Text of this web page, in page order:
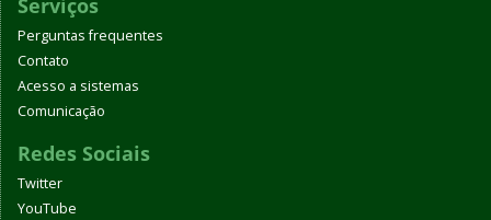
Serviços
Perguntas frequentes
Contato
Acesso a sistemas
Comunicação
Redes Sociais
Twitter
YouTube